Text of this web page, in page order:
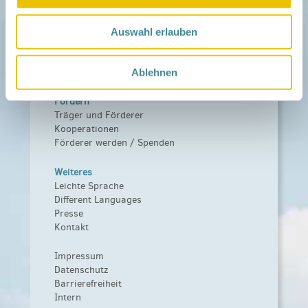
Auswahl erlauben
Ablehnen
Netzwerk
Über das Netzwerk
Das Familienhandbuch
Infopool
Fördern
Träger und Förderer
Kooperationen
Förderer werden / Spenden
Weiteres
Leichte Sprache
Different Languages
Presse
Kontakt
Impressum
Datenschutz
Barrierefreiheit
Intern